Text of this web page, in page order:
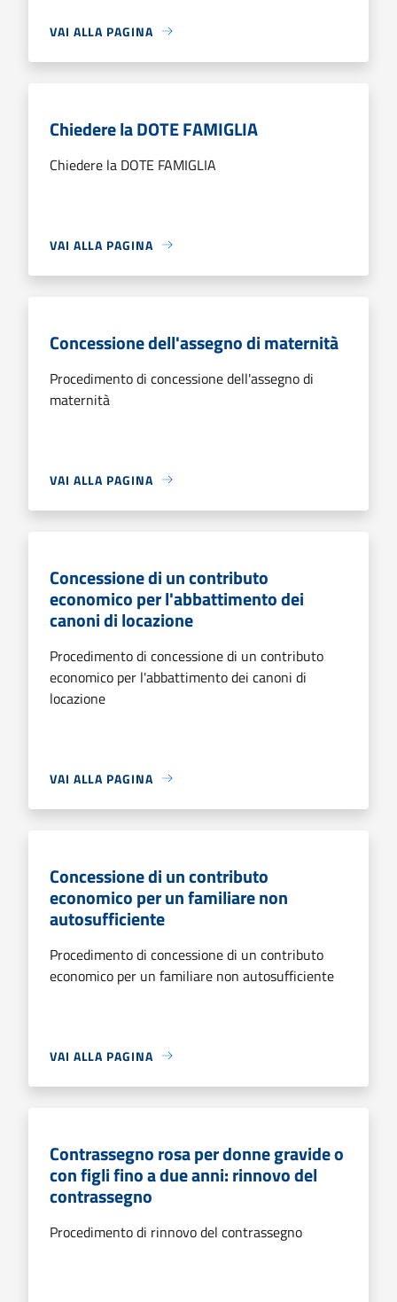
VAI ALLA PAGINA
Chiedere la DOTE FAMIGLIA
Chiedere la DOTE FAMIGLIA
VAI ALLA PAGINA
Concessione dell'assegno di maternità
Procedimento di concessione dell'assegno di
maternità
VAI ALLA PAGINA
Concessione di un contributo
economico per l'abbattimento dei
canoni di locazione
Procedimento di concessione di un contributo
economico per l'abbattimento dei canoni di
locazione
VAI ALLA PAGINA
Concessione di un contributo
economico per un familiare non
autosufficiente
Procedimento di concessione di un contributo
economico per un familiare non autosufficiente
VAI ALLA PAGINA
Contrassegno rosa per donne gravide o
con figli fino a due anni: rinnovo del
contrassegno
Procedimento di rinnovo del contrassegno